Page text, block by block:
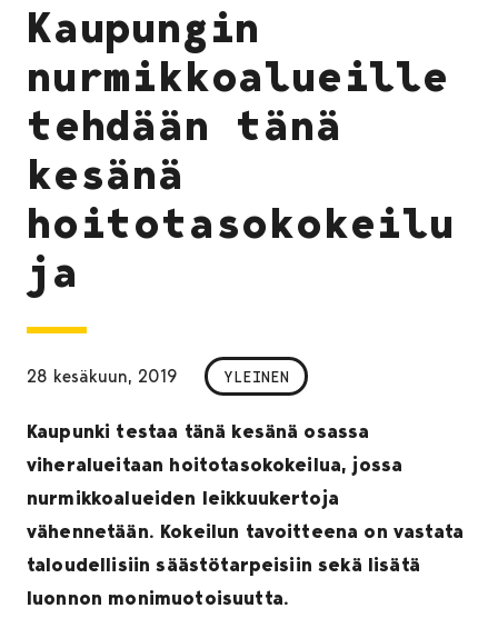
Kaupungin
nurmikkoalueille
tehdään tänä
kesänä
hoitotasokokeilu
ja
28 kesäkuun, 2019 YLEINEN
Kaupunki testaa tänä kesänä osassa
viheralueitaan hoitotasokokeilua, jossa
nurmikkoalueiden leikkuukertoja
vähennetään. Kokeilun tavoitteena on vastata
taloudellisiin säästötarpeisiin sekä lisätä
luonnon monimuotoisuutta.